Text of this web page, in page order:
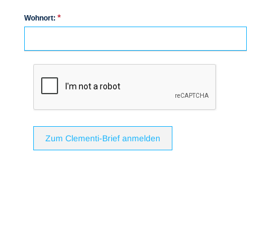
Wohnort: *
Zum Clementi-Brief anmelden